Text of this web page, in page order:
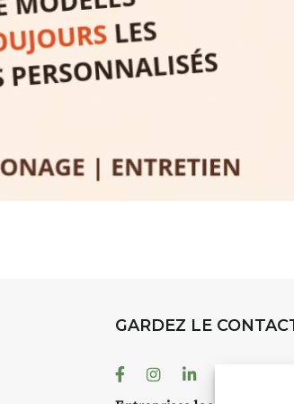
STRADA
galerie à
GARDEZ LE
FacebookInstagramLinkedin